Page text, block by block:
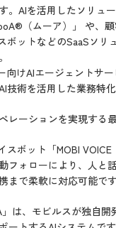
。AIを活用したソリュ
® （ムーア）」 や、
ボットなどのSaaSソ
けAIエージェントサ
技術を活用した業務特
レーションを実現する
スボット「MOBI VOICE
フォローにより、人
まで柔軟に対応可能です
は、モビルスが独自